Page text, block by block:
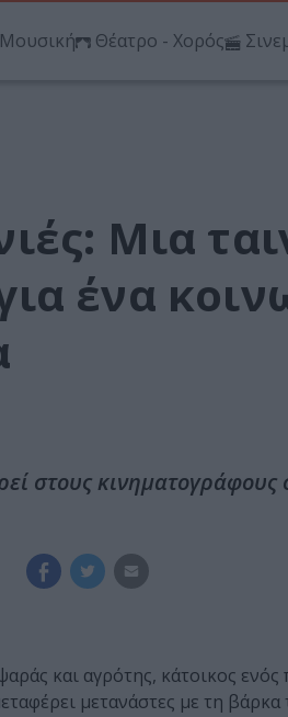
Μουσική Θέατρο - Χορός
Μια
ένα
στους κινηματογράφους
και αγρότης, κάτοικος
μετανάστες με τη